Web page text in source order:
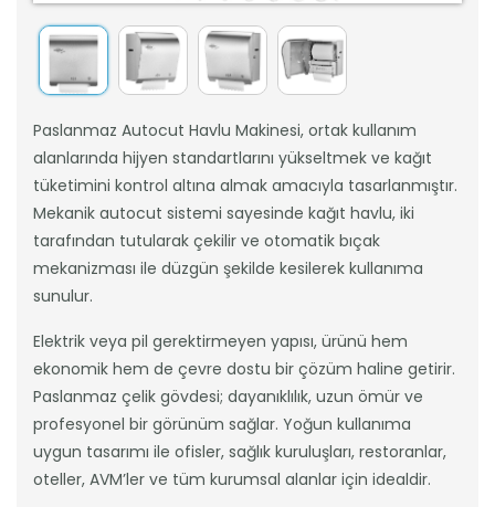
Paslanmaz Autocut Havlu Makinesi, ortak kullanım
alanlarında hijyen standartlarını yükseltmek ve kağıt
tüketimini kontrol altına almak amacıyla tasarlanmıştır.
Mekanik autocut sistemi sayesinde kağıt havlu, iki
tarafından tutularak çekilir ve otomatik bıçak
mekanizması ile düzgün şekilde kesilerek kullanıma
sunulur.
Elektrik veya pil gerektirmeyen yapısı, ürünü hem
ekonomik hem de çevre dostu bir çözüm haline getirir.
Paslanmaz çelik gövdesi; dayanıklılık, uzun ömür ve
profesyonel bir görünüm sağlar. Yoğun kullanıma
uygun tasarımı ile ofisler, sağlık kuruluşları, restoranlar,
oteller, AVM’ler ve tüm kurumsal alanlar için idealdir.